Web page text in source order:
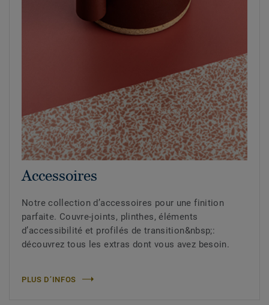
Accessoires
Notre collection d’accessoires pour une finition
parfaite. Couvre-joints, plinthes, éléments
d’accessibilité et profilés de transition&nbsp;:
découvrez tous les extras dont vous avez besoin.
PLUS D’INFOS